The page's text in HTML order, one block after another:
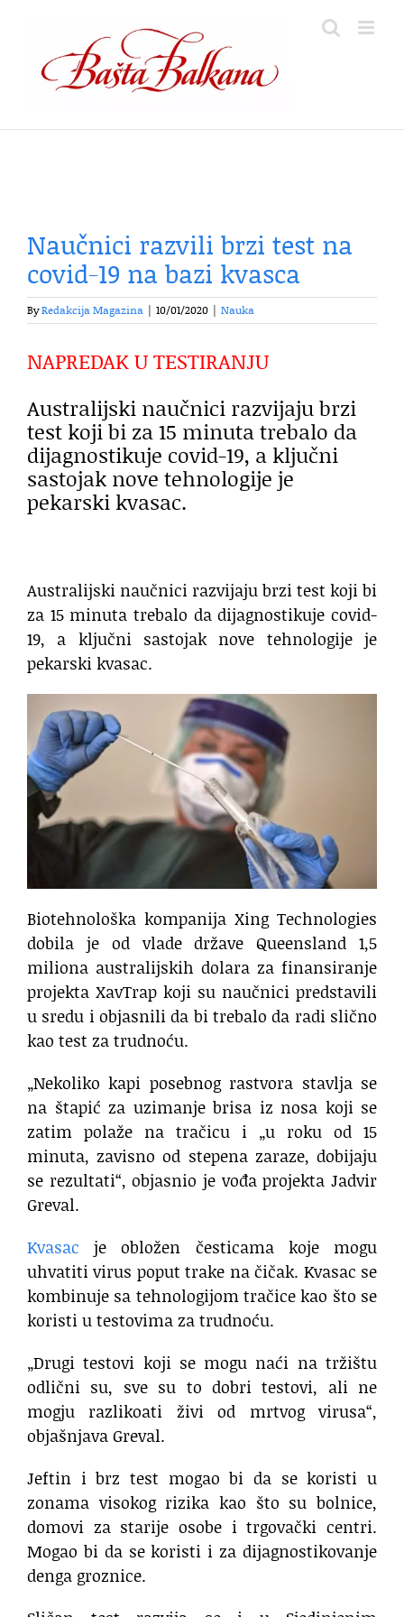
content
Naučnici razvili brzi test na
covid-19 na bazi kvasca
ByRedakcija Magazina 10/01/2020 Nauka
NAPREDAK U TESTIRANJU
Australijski naučnici razvijaju brzi
test koji bi za 15 minuta trebalo da
dijagnostikuje covid-19, a ključni
sastojak nove tehnologije je
pekarski kvasac.
Australijski naučnici razvijaju brzi test koji bi
za 15 minuta trebalo da dijagnostikuje covid-
19, a ključni sastojak nove tehnologije je
pekarski kvasac.
Biotehnološka kompanija Xing Technologies
dobila je od vlade države Queensland 1,5
miliona australijskih dolara za finansiranje
projekta XavTrap koji su naučnici predstavili
u sredu i objasnili da bi trebalo da radi slično
kao test za trudnoću.
„Nekoliko kapi posebnog rastvora stavlja se
na štapić za uzimanje brisa iz nosa koji se
zatim polaže na tračicu i „u roku od 15
minuta, zavisno od stepena zaraze, dobijaju
se rezultati“, objasnio je vođa projekta Jadvir
Greval.
Kvasac je obložen česticama koje mogu
uhvatiti virus poput trake na čičak. Kvasac se
kombinuje sa tehnologijom tračice kao što se
koristi u testovima za trudnoću.
„Drugi testovi koji se mogu naći na tržištu
odlični su, sve su to dobri testovi, ali ne
mogju razlikoati živi od mrtvog virusa“,
objašnjava Greval.
Jeftin i brz test mogao bi da se koristi u
zonama visokog rizika kao što su bolnice,
domovi za starije osobe i trgovački centri.
Mogao bi da se koristi i za dijagnostikovanje
denga groznice.